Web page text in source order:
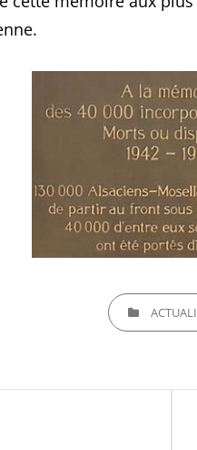
CATEGORIES